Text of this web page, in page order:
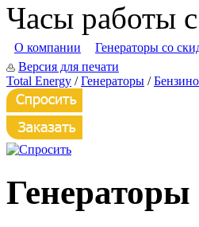
Часы работы
О компании Генераторы со
Версия для печати
Total Energy /Генераторы /
Генераторы